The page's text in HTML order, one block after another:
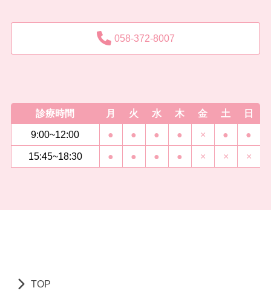
058-372-8007
診療時間 月 火 水 木 金 土 日
9:00~12:00 ● ● ● ● × ● ●
15:45~18:30 ● ● ● ● × × ×
TOP